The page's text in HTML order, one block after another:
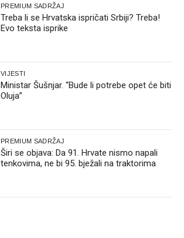
PREMIUM SADRŽAJ
Treba li se Hrvatska ispričati Srbiji? Treba!
Evo teksta isprike
VIJESTI
Ministar Šušnjar. “Bude li potrebe opet će biti
Oluja”
PREMIUM SADRŽAJ
Širi se objava: Da 91. Hrvate nismo napali
tenkovima, ne bi 95. bježali na traktorima